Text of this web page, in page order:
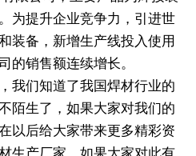
为提升企业竞争力，引进世
装备，新增生产线投入使用
的销售额连续增长。
们知道了我国焊材行业的
陌生了，如果大家对我们的
以后给大家带来更多精彩资